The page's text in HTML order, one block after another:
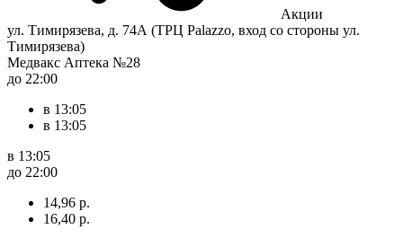
Акции
ул. Тимирязева, д. 74А (ТРЦ Palazzo, вход со стороны ул.
Тимирязева)
Медвакс Аптека №28
до 22:00
в 13:05
в 13:05
в 13:05
до 22:00
14,96 р.
16,40 р.